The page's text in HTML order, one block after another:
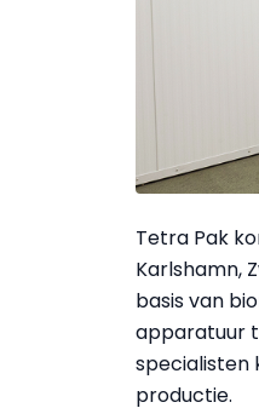
Tetra Pak
Karlshamn,
basis van
apparatuur
specialisten
productie.